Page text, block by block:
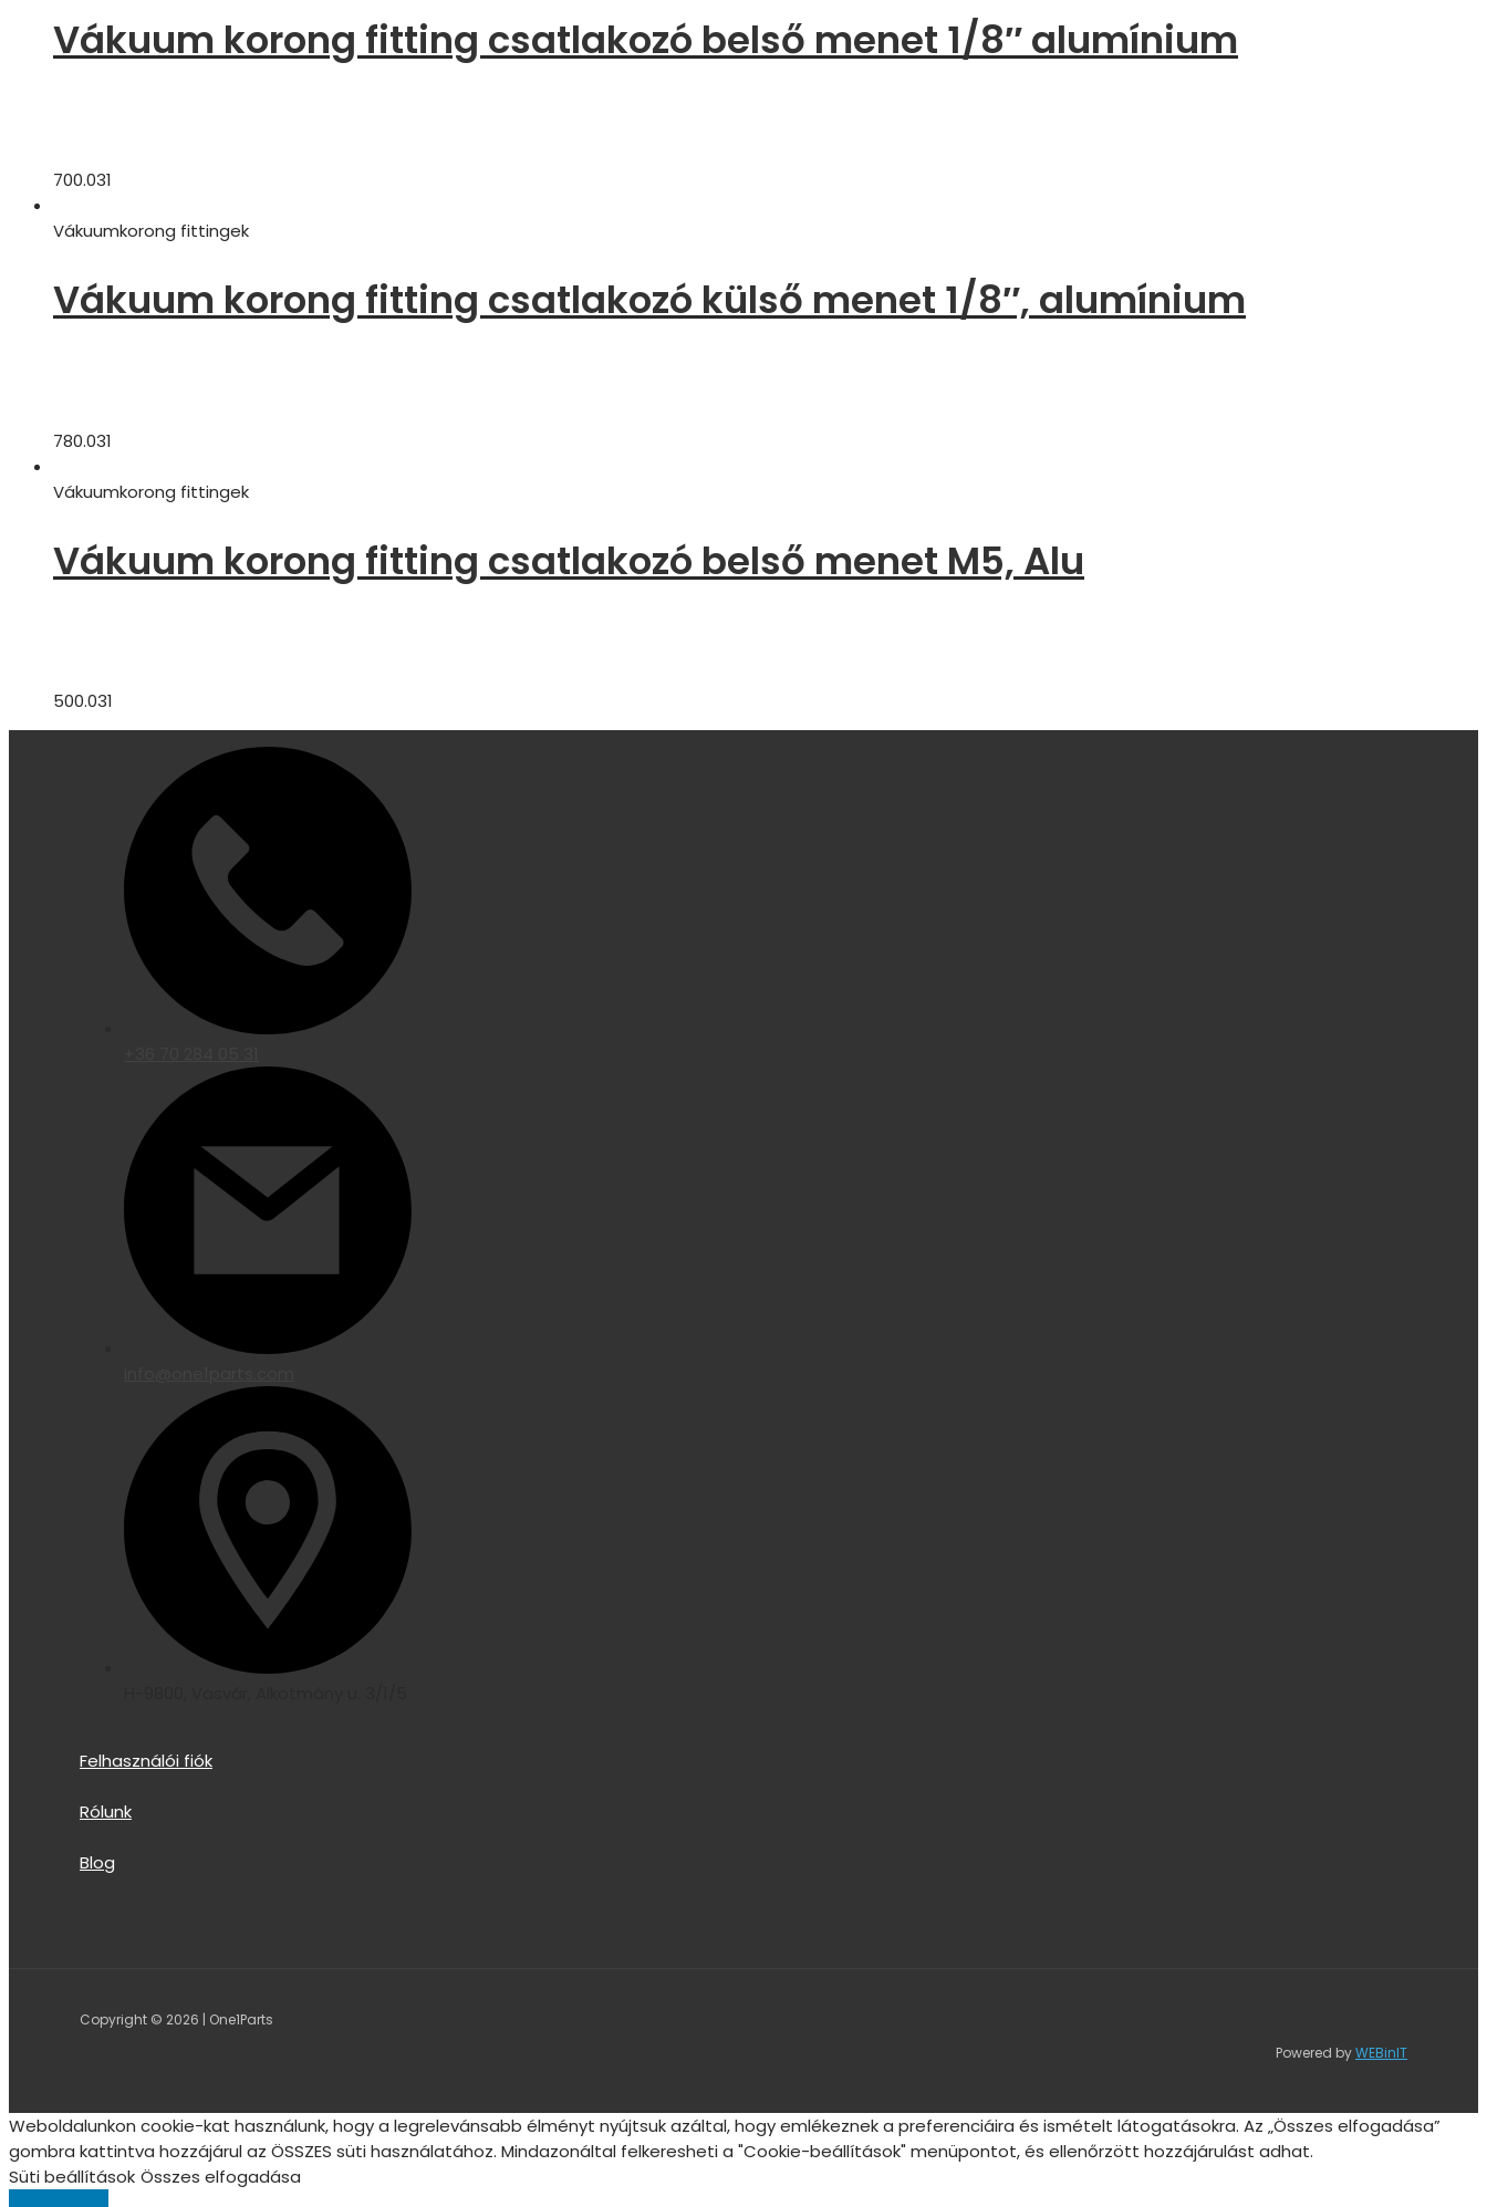
Vákuum korong fitting csatlakozó belső menet 1/8″ alumínium
700.031
Vákuumkorong fittingek
Vákuum korong fitting csatlakozó külső menet 1/8″, alumínium
780.031
Vákuumkorong fittingek
Vákuum korong fitting csatlakozó belső menet M5, Alu
500.031
Felhasználói fiók
Rólunk
Blog
Copyright © 2026 | One1Parts
Powered byWEBinIT
Weboldalunkon cookie-kat használunk, hogy a legrelevánsabb élményt nyújtsuk azáltal, hogy emlékeznek a preferenciáira és ismételt látogatásokra. Az „Összes elfogadása”
gombra kattintva hozzájárul az ÖSSZES süti használatához. Mindazonáltal felkeresheti a "Cookie-beállítások" menüpontot, és ellenőrzött hozzájárulást adhat.
Süti beállítások Összes elfogadása